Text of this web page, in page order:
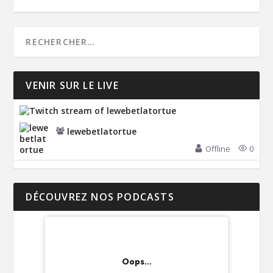
VENIR SUR LE LIVE
lewebetlatortue
Offline 0
DÉCOUVREZ NOS PODCASTS